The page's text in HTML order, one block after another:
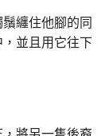
纏住他腳的同
並且用它往下